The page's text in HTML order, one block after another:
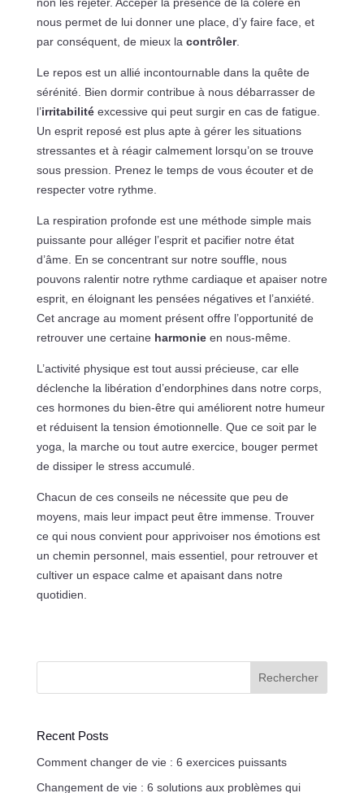
nous permet de lui donner une place, d’y faire face, et
par conséquent, de mieux la contrôler.
Le repos est un allié incontournable dans la quête de
sérénité. Bien dormir contribue à nous débarrasser de
l’irritabilitéexcessive qui peut surgir en cas de fatigue.
Un esprit reposé est plus apte à gérer les situations
stressantes et à réagir calmement lorsqu’on se trouve
sous pression. Prenez le temps de vous écouter et de
respecter votre rythme.
La respiration profonde est une méthode simple mais
puissante pour alléger l’esprit et pacifier notre état
d’âme. En se concentrant sur notre souffle, nous
pouvons ralentir notre rythme cardiaque et apaiser notre
esprit, en éloignant les pensées négatives et l’anxiété.
Cet ancrage au moment présent offre l’opportunité de
retrouver une certaine harmonieen nous-même.
L’activité physique est tout aussi précieuse, car elle
déclenche la libération d’endorphines dans notre corps,
ces hormones du bien-être qui améliorent notre humeur
et réduisent la tension émotionnelle. Que ce soit par le
yoga, la marche ou tout autre exercice, bouger permet
de dissiper le stress accumulé.
Chacun de ces conseils ne nécessite que peu de
moyens, mais leur impact peut être immense. Trouver
ce qui nous convient pour apprivoiser nos émotions est
un chemin personnel, mais essentiel, pour retrouver et
cultiver un espace calme et apaisant dans notre
quotidien.
Rechercher
Recent Posts
Comment changer de vie : 6 exercices puissants
Changement de vie : 6 solutions aux problèmes qui